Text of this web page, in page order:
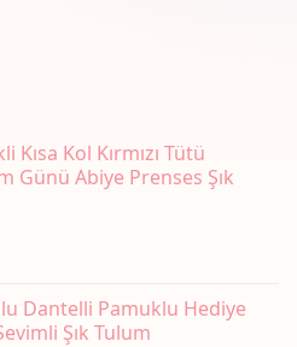
Kısa Kol Kırmızı Tütü
Günü Abiye Prenses Şık
Dantelli Pamuklu Hediye
Şık Tulum